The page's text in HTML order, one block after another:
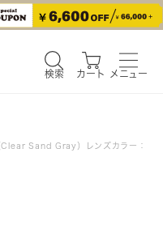
検索 カート メニュー
Sand Gray）レンズカラー：